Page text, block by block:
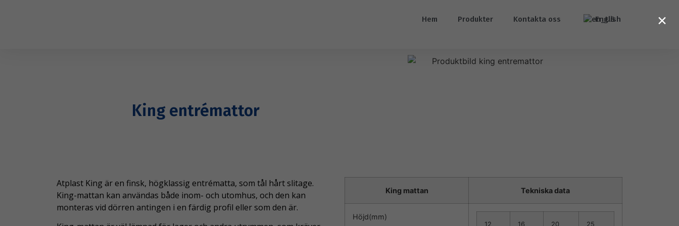
Hem Produkter Kontakta oss English
King entrémattor
Atplast King är en finsk, högklassig entrématta, som tål hårt slitage.
King-mattan kan användas både inom- och utomhus, och den kan
monteras vid dörren antingen i en färdig profil eller som den är.
King mattan Tekniska data
Höjd(mm)
12 16 20 25
×